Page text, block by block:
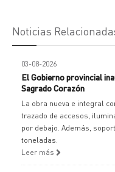
Noticias
03-08-2026
El Gobierno provincial
Sagrado Corazón
La obra nueva e integral
trazado de accesos,
por debajo. Además,
toneladas.
Leer más